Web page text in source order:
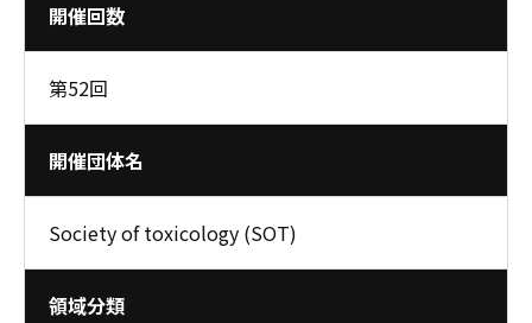
開催回数
第52回
開催団体名
Society of toxicology (SOT)
領域分類